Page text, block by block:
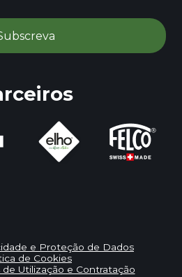
e Proteção de Dados
de Cookies
de Utilização e Contratação